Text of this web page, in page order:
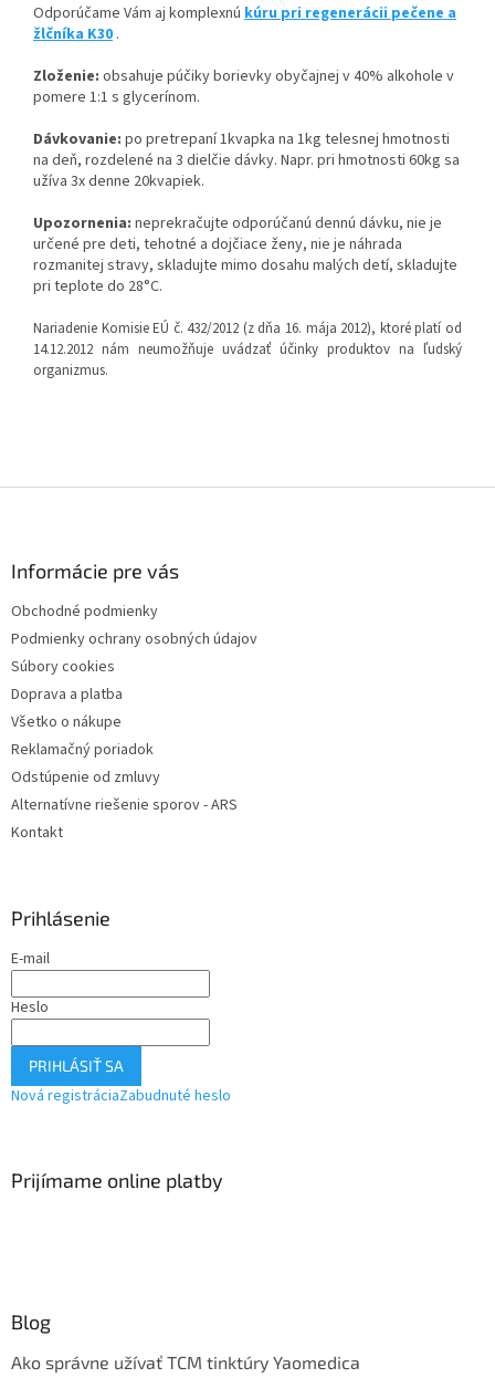
Odporúčame Vám aj komplexnú kúru pri regenerácii pečene a
žlčníka K30 .
Zloženie: obsahuje púčiky borievky obyčajnej v 40% alkohole v
pomere 1:1 s glycerínom.
Dávkovanie: po pretrepaní 1kvapka na 1kg telesnej hmotnosti
na deň, rozdelené na 3 dielčie dávky. Napr. pri hmotnosti 60kg sa
užíva 3x denne 20kvapiek.
Upozornenia: neprekračujte odporúčanú dennú dávku, nie je
určené pre deti, tehotné a dojčiace ženy, nie je náhrada
rozmanitej stravy, skladujte mimo dosahu malých detí, skladujte
pri teplote do 28°C.
Nariadenie Komisie EÚ č. 432/2012 (z dňa 16. mája 2012), ktoré platí od
14.12.2012 nám neumožňuje uvádzať účinky produktov na ľudský
organizmus.
Informácie pre vás
Obchodné podmienky
Podmienky ochrany osobných údajov
Súbory cookies
Doprava a platba
Všetko o nákupe
Reklamačný poriadok
Odstúpenie od zmluvy
Alternatívne riešenie sporov - ARS
Kontakt
Prihlásenie
E-mail
Heslo
PRIHLÁSIŤ SA
Nová registráciaZabudnuté heslo
Prijímame online platby
Blog
Ako správne užívať TCM tinktúry Yaomedica